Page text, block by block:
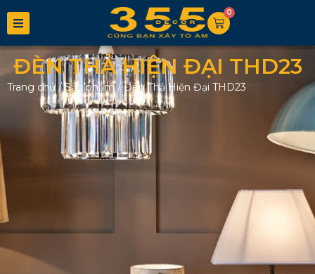
0
ĐÈN THẢ HIỆN ĐẠI THD23
Trang chủ/Sản phẩm/Đèn Thả Hiện Đại THD23